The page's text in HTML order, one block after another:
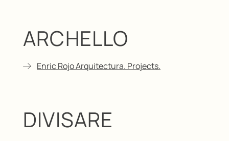
ARCHELLO
Enric Rojo Arquitectura. Projects.
DIVISARE